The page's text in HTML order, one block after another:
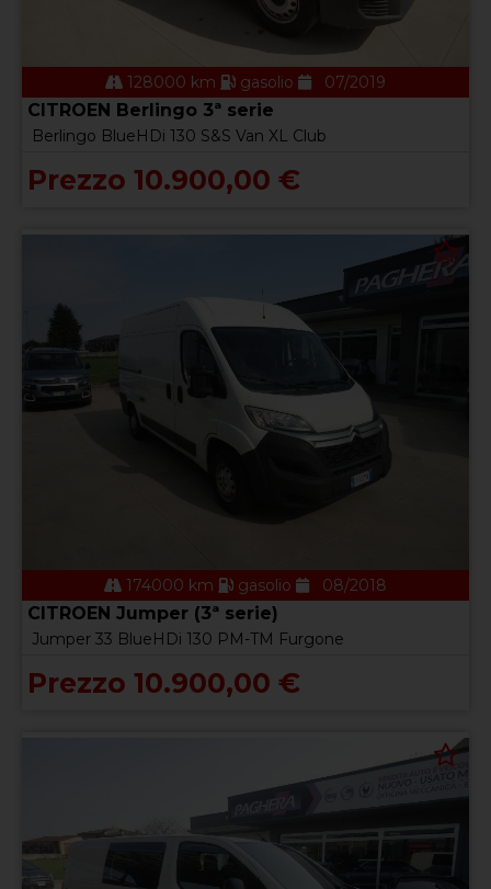
128000 km gasolio 07/2019
CITROEN Berlingo 3ª serie
Berlingo BlueHDi 130 S&S Van XL Club
Prezzo 10.900,00 €
174000 km gasolio 08/2018
CITROEN Jumper (3ª serie)
Jumper 33 BlueHDi 130 PM-TM Furgone
Prezzo 10.900,00 €